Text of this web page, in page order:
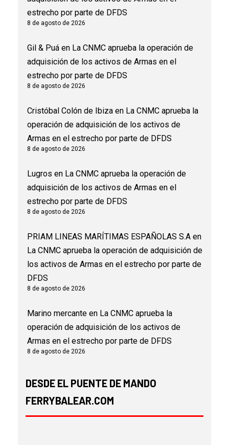
estrecho por parte de DFDS
8 de agosto de 2026
Gil & Puá en La CNMC aprueba la operación de
adquisición de los activos de Armas en el
estrecho por parte de DFDS
8 de agosto de 2026
Cristóbal Colón de Ibiza en La CNMC aprueba la
operación de adquisición de los activos de
Armas en el estrecho por parte de DFDS
8 de agosto de 2026
Lugros en La CNMC aprueba la operación de
adquisición de los activos de Armas en el
estrecho por parte de DFDS
8 de agosto de 2026
PRIAM LINEAS MARÍTIMAS ESPAÑOLAS S.A en
La CNMC aprueba la operación de adquisición de
los activos de Armas en el estrecho por parte de
DFDS
8 de agosto de 2026
Marino mercante en La CNMC aprueba la
operación de adquisición de los activos de
Armas en el estrecho por parte de DFDS
8 de agosto de 2026
DESDE EL PUENTE DE MANDO
FERRYBALEAR.COM